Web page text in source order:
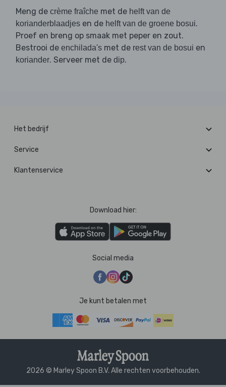
Meng de crème fraîche met de helft van de
korianderblaadjes en de helft van de groene bosui.
Proef en breng op smaak met peper en zout.
Bestrooi de enchilada's met de rest van de bosui en
koriander. Serveer met de dip.
Het bedrijf
Service
Klantenservice
Download hier:
Social media
Je kunt betalen met
2026 © Marley Spoon B.V. Alle rechten voorbehouden.